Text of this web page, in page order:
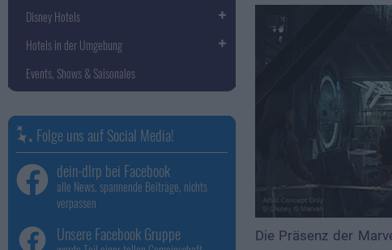
Die Präsenz der
Disney Hotels
Hotels in der Umgebung
Events, Shows & Saisonales
Folge uns auf Social Media!
dein-dlrp bei Facebook
alle News, spannende Beiträge, nichts
verpassen
Unsere Facebook Gruppe